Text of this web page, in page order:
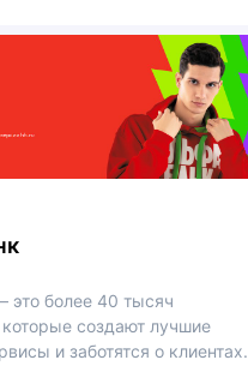
это более 40 тысяч
создают лучшие
и заботятся о клиентах.